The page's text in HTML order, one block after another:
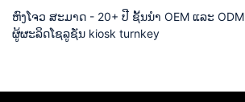
ຫົງໂຈວ ສະມາດ - 20+ ປີ ຊັ້ນນໍາ OEM ແລະ ODM
ຜູ້ຜະລິດໂຊລູຊັ່ນ kiosk turnkey